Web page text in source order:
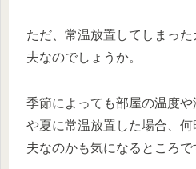
ただ、常温放置してしまっ
夫なのでしょうか。
季節によっても部屋の温度
や夏に常温放置した場合、
夫なのかも気になるところで